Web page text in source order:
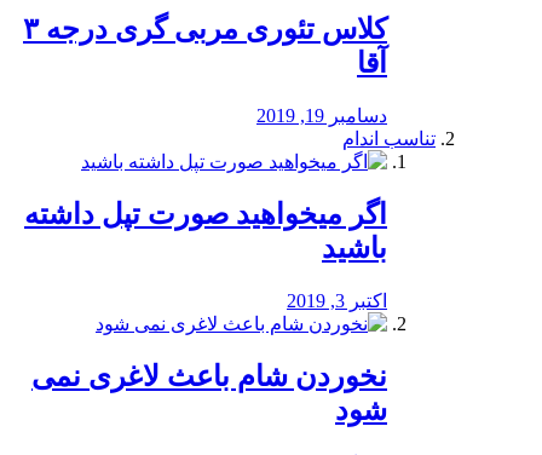
کلاس تئوری مربی گری درجه ۳
آقا
دسامبر 19, 2019
تناسب اندام
اگر میخواهید صورت تپل داشته
باشید
اکتبر 3, 2019
نخوردن شام باعث لاغری نمی
‌شود